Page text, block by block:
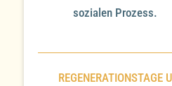
sozialen Prozess.
REGENERATIONSTAGE